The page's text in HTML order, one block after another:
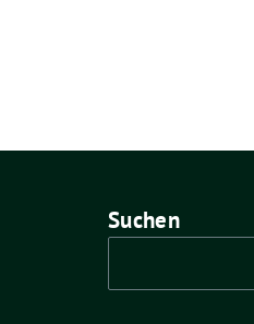
Suchen